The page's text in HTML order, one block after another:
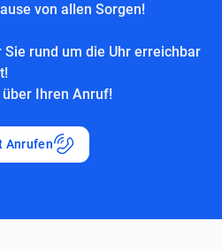
von allen Sorgen!
rund um die Uhr erreichbar
Ihren Anruf!
Anrufen